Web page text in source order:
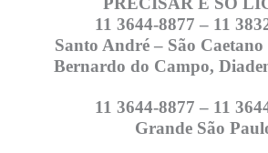
11 3644-8877 – 11
Santo André – São Caetano
Bernardo do Campo,
11 3644-8877 – 11
Grande São